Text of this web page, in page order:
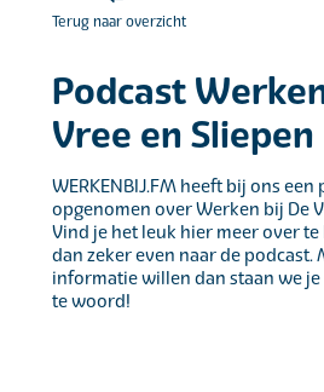
Terug naar overzicht
Podcast
Vree en Sliepen
WERKENBIJ.FM heeft bij ons een
opgenomen over Werken bij De
Vind je het leuk hier meer over
dan zeker even naar de podcast.
informatie willen dan staan we
te woord!